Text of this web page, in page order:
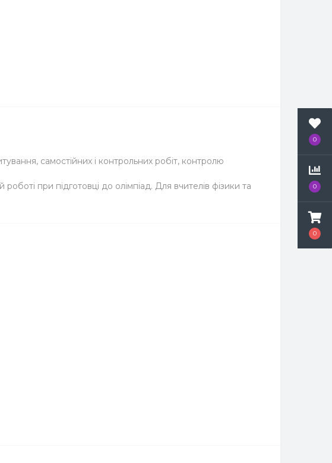
0
0
0
самостійних і контрольних робіт, контролю
при підготовці до олімпіад. Для вчителів фізики та